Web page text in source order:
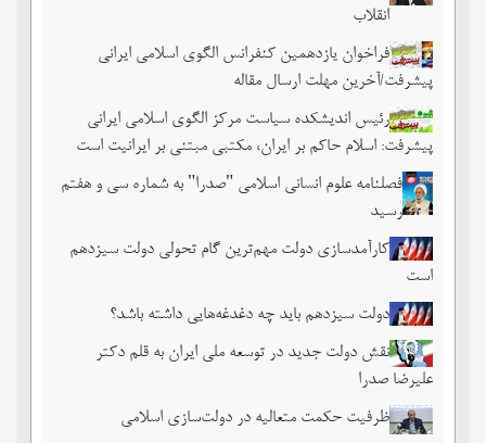
انقلاب
فراخوان یازدهمین کنفرانس الگوی اسلامی ایرانی
پیشرفت/آخرین مهلت ارسال مقاله
رئیس اندیشکده سیاست مرکز الگوی اسلامی ایرانی
پیشرفت: اسلام حاکم بر ایران، مکتبی مبتنی بر ایرانیت است
فصلنامه علوم انسانی اسلامی "صدرا" به شماره سی و هفتم
رسید
کارآمدسازی دولت مهم‌ترین گام تحولی دولت سیزدهم
است
دولت سیزدهم باید چه دغدغه‌هایی داشته باشد؟
نقش دولت جدید در توسعه ملی ایران به قلم دکتر
علیرضا صدرا
ظرفیت حکمت متعالیه در دولت‌سازی اسلامی